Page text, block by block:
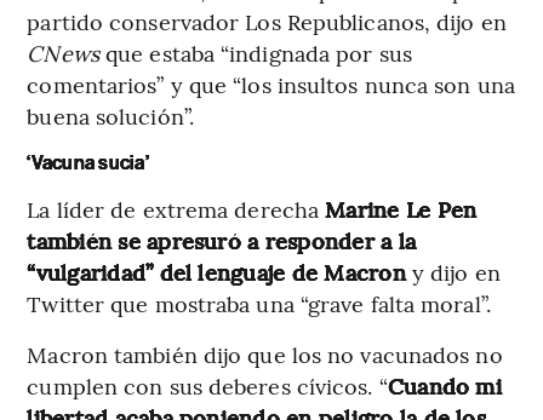
partido conservador Los Republicanos, dijo en
CNewsque estaba “indignada por sus
comentarios” y que “los insultos nunca son una
buena solución”.
‘Vacuna sucia’
La líder de extrema derechaMarine Le Pen
también se apresuró a responder a la
“vulgaridad” del lenguaje de Macrony dijo en
Twitter que mostraba una “grave falta moral”.
Macron también dijo que los no vacunados no
cumplen con sus deberes cívicos. “Cuando mi